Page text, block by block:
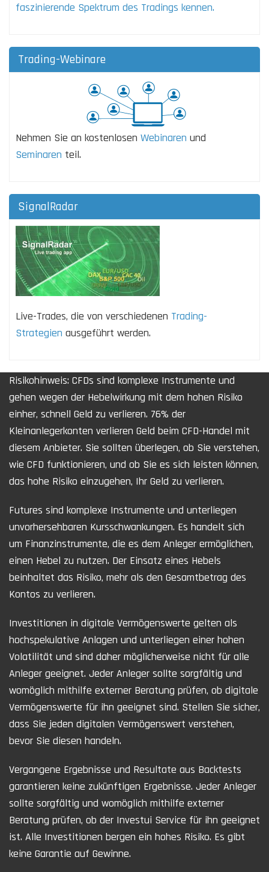
faszinierende Spektrum des Tradings kennen.
Trading-Webinare
Nehmen Sie an kostenlosen Webinaren und
Seminaren teil.
SignalRadar
Live-Trades, die von verschiedenen Trading-
Strategien ausgeführt werden.
Risikohinweis: CFDs sind komplexe Instrumente und
gehen wegen der Hebelwirkung mit dem hohen Risiko
einher, schnell Geld zu verlieren. 76% der
Kleinanlegerkonten verlieren Geld beim CFD-Handel mit
diesem Anbieter. Sie sollten überlegen, ob Sie verstehen,
wie CFD funktionieren, und ob Sie es sich leisten können,
das hohe Risiko einzugehen, Ihr Geld zu verlieren.
Futures sind komplexe Instrumente und unterliegen
unvorhersehbaren Kursschwankungen. Es handelt sich
um Finanzinstrumente, die es dem Anleger ermöglichen,
einen Hebel zu nutzen. Der Einsatz eines Hebels
beinhaltet das Risiko, mehr als den Gesamtbetrag des
Kontos zu verlieren.
Investitionen in digitale Vermögenswerte gelten als
hochspekulative Anlagen und unterliegen einer hohen
Volatilität und sind daher möglicherweise nicht für alle
Anleger geeignet. Jeder Anleger sollte sorgfältig und
womöglich mithilfe externer Beratung prüfen, ob digitale
Vermögenswerte für ihn geeignet sind. Stellen Sie sicher,
dass Sie jeden digitalen Vermögenswert verstehen,
bevor Sie diesen handeln.
Vergangene Ergebnisse und Resultate aus Backtests
garantieren keine zukünftigen Ergebnisse. Jeder Anleger
sollte sorgfältig und womöglich mithilfe externer
Beratung prüfen, ob der Investui Service für ihn geeignet
ist. Alle Investitionen bergen ein hohes Risiko. Es gibt
keine Garantie auf Gewinne.